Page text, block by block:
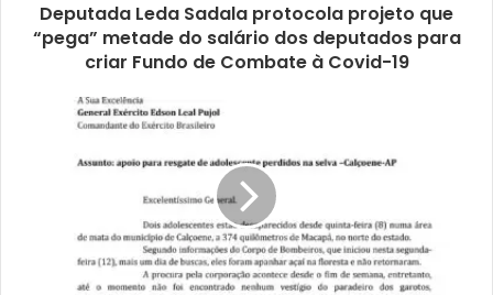
Deputada Leda Sadala protocola projeto que
“pega” metade do salário dos deputados para
criar Fundo de Combate à Covid-19